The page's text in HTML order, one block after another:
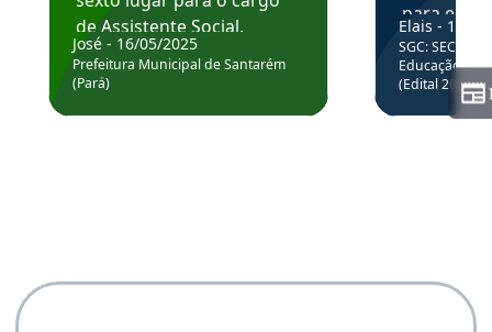
de Assistente Social.
Hoje estou atuando na
Prefeitura de Santarém.
José - 16/05/2025
Prefeitura Municipal de Santarém
(Pará)
para
colocar
através
de
Elais - 15/
SGC: SEC BA
Educação
(Edital